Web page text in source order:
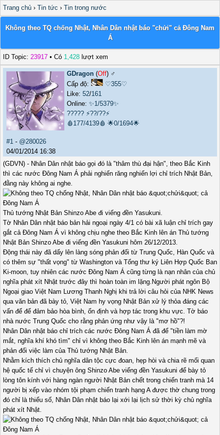
Trang chủ › Tin tức › Tin trong nước
Không theo TQ chống Nhật, Nhân Dân nhật báo "chửi" cả Đông Nam
Á
ID Topic: 23917 • Có 1,428 lượt xem
GDragon (Off) ♂️
Cấp độ:
♡355♡
Like:52/161
Online:✨1/5379✨
????? ⚡??/??⚡
🩸177/4139🩸 🌟0/1694🌟
#1 - @280026
04/01/2014 16:38
(GDVN) - Nhân Dân nhật báo gọi đó là "thâm thù đại hận", theo Bắc Kinh
thì các nước Đông Nam Á phải nghiến răng nghiến lợi chỉ trích Nhật Bản,
đằng này không ai nghe.
Thủ tướng Nhật Bản Shinzo Abe đi viếng đền Yasukuni.
Tờ Nhân Dân nhật báo bản hải ngoại ngày 4/1 có bài xã luận chỉ trích gay
gắt cả Đông Nam Á vì không chịu nghe theo Bắc Kinh lên án Thủ tướng
Nhật Bản Shinzo Abe đi viếng đền Yasukuni hôm 26/12/2013.
Động thái này đã dấy lên làng sóng phản đối từ Trung Quốc, Hàn Quốc và
có thêm sự "thất vọng" từ Washington và Tổng thư ký Liên Hợp Quốc Ban
Ki-moon, tuy nhiên các nước Đông Nam Á cũng từng là nạn nhân của chủ
nghĩa phát xít Nhật trước đây thì hoàn toàn im lặng.Người phát ngôn Bộ
Ngoại giao Việt Nam Lương Thanh Nghị khi trả lời câu hỏi của NHK News
qua văn bản đã bày tỏ, Việt Nam hy vọng Nhật Bản xử lý thỏa đáng các
vấn để để đảm bảo hòa bình, ổn định và hợp tác trong khu vực. Tờ báo
nhà nước Trung Quốc cho rằng phản ứng như vậy là "mơ hồ"?!
Nhân Dân nhật báo chỉ trích các nước Đông Nam Á đã để "tiền làm mờ
mắt, nghĩa khí khó tìm" chỉ vì không theo Bắc Kinh lên án mạnh mẽ và
phản đối việc làm của Thủ tướng Nhật Bản.
Nhằm kích thích chủ nghĩa dân tộc cực đoan, hẹp hòi và chia rẽ mối quan
hệ quốc tế chỉ vì chuyện ông Shinzo Abe viếng đền Yasukuni để bày tỏ
lòng tôn kính với hàng ngàn người Nhật Bản chết trong chiến tranh mà 14
người bị xếp vào nhóm tội phạm chiến tranh hạng A được thờ chung trong
đó chỉ là thiểu số, Nhân Dân nhật báo lại xới lại lịch sử thời kỳ chủ nghĩa
phát xít Nhật.